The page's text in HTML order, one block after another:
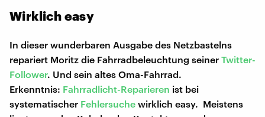
Wirklich easy
In dieser wunderbaren Ausgabe des Netzbastelns
repariert Moritz die Fahrradbeleuchtung seiner Twitter-
Follower. Und sein altes Oma-Fahrrad.
Erkenntnis: Fahrradlicht-Reparieren ist bei
systematischer Fehlersuche wirklich easy. Meistens